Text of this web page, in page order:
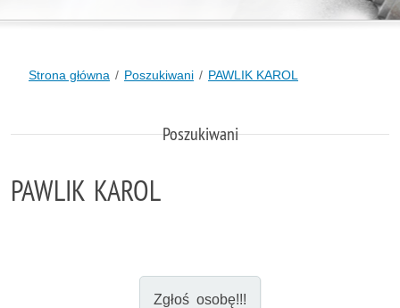
Strona główna Poszukiwani PAWLIK KAROL
Poszukiwani
PAWLIK KAROL
Zgłoś osobę!!!